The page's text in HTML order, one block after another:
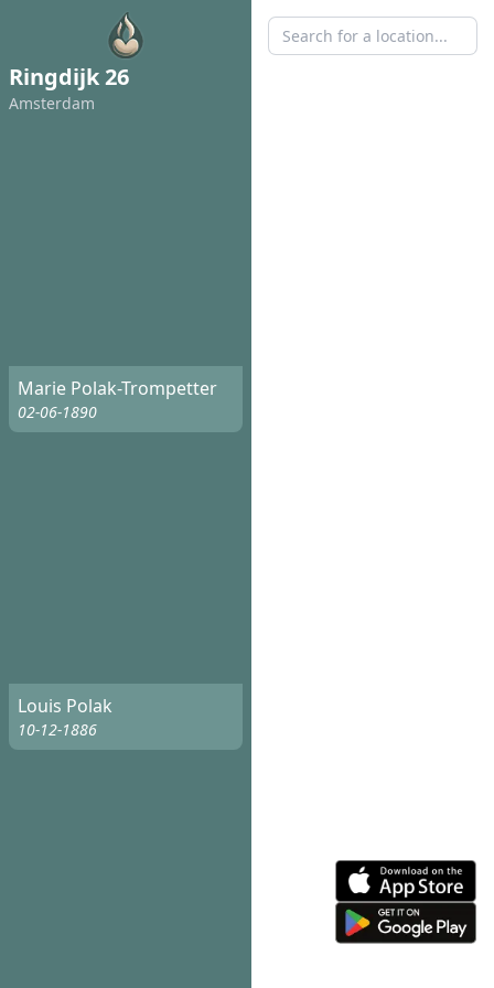
Ringdijk 26
Amsterdam
Marie Polak-Trompetter
02-06-1890
Louis Polak
10-12-1886